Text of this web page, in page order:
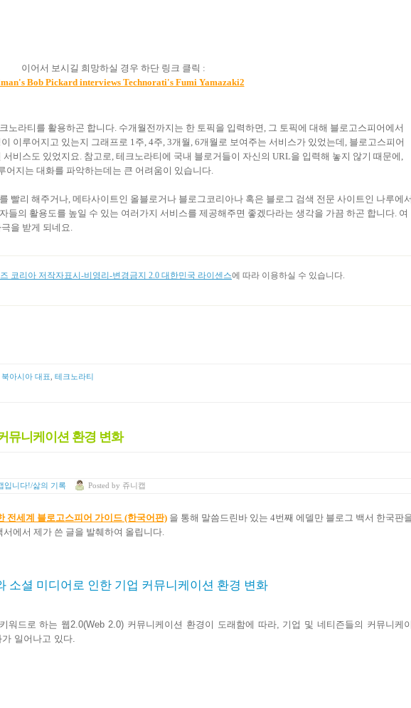
이어서 보시길 희망하실 경우 하단 링크 클릭 :
Bob Pickard interviews Technorati's Fumi Yamazaki2
노라티를 활용하곤 합니다. 수개월전까지는 한 토픽을 입력하면, 그 토픽에 대해 블로고스피어에서
이루어지고 있는지 그래프로 1주, 4주, 3개월, 6개월로 보여주는 서비스가 있었는데, 블로고스피어
비스도 있었지요. 참고로, 테크노라티에 국내 블로거들이 자신의 URL을 입력해 놓지 않기 때문에,
지는 대화를 파악하는데는 큰 어려움이 있습니다.
빨리 해주거나, 메타사이트인 올블로거나 블로그코리아나 혹은 블로그 검색 전문 사이트인 나루에서
들의 활용도를 높일 수 있는 여러가지 서비스를 제공해주면 좋겠다라는 생각을 가끔 하곤 합니다. 여
을 받게 되네요.
코리아 저작자표시-비영리-변경금지 2.0 대한민국 라이센스에 따라 이용하실 수 있습니다.
아시아 대표 테크노라티
뮤니케이션 환경 변화
입니다!/삶의 기록 Posted by 쥬니캡
전세계 블로고스피어 가이드 (한국어판) 을 통해 말씀드린바 있는 4번째 에델만 블로그 백서 한국판
에서 제가 쓴 글을 발췌하여 올립니다.
소셜 미디어로 인한 기업 커뮤니케이션 환경 변화
키워드로 하는 웹 2.0(Web 2.0) 커뮤니케이션 환경이 도래함에 따라, 기업 및 네티즌들의 커뮤니케이
가 일어나고 있다